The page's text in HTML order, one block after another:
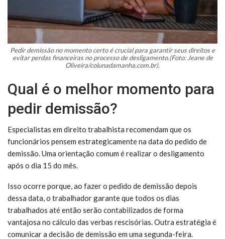
Pedir demissão no momento certo é crucial para garantir seus direitos e
evitar perdas financeiras no processo de desligamento.(Foto: Jeane de
Oliveira/colunadamanha.com.br).
Qual é o melhor momento para
pedir demissão?
Especialistas em direito trabalhista recomendam que os
funcionários pensem estrategicamente na data do pedido de
demissão. Uma orientação comum é realizar o desligamento
após o dia 15 do mês.
Isso ocorre porque, ao fazer o pedido de demissão depois
dessa data, o trabalhador garante que todos os dias
trabalhados até então serão contabilizados de forma
vantajosa no cálculo das verbas rescisórias. Outra estratégia é
comunicar a decisão de demissão em uma segunda-feira.